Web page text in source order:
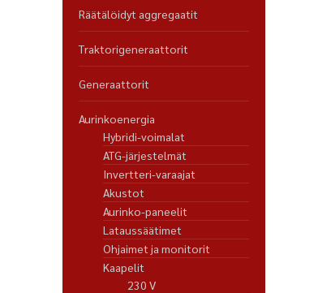
Räätälöidyt aggregaatit
Traktorigeneraattorit
Generaattorit
Aurinkoenergia
Hybridi-voimalat
ATG-järjestelmät
Invertteri-varaajat
Akustot
Aurinko-paneelit
Lataussäätimet
Ohjaimet ja monitorit
Kaapelit
230 V